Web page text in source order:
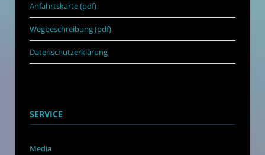
Anfahrtskarte (pdf)
Wegbeschreibung (pdf)
Datenschutzerklärung
SERVICE
Media